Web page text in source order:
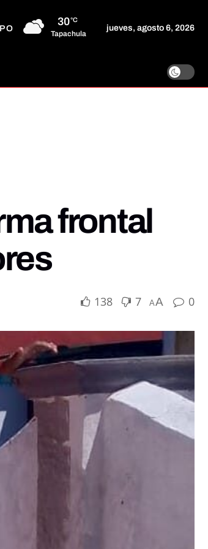
30°C
Tapachula
jueves, agosto 6, 2026
frontal
138 7 AA 0